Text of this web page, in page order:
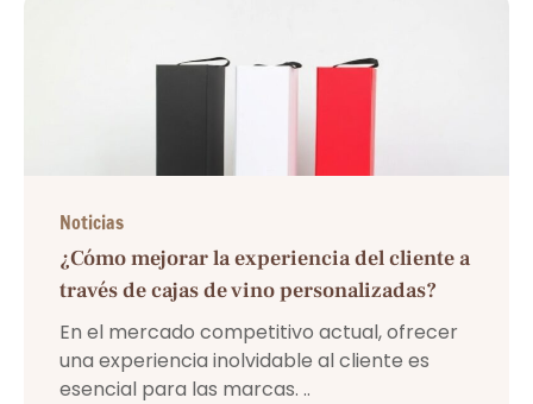
Noticias
¿Cómo mejorar la experiencia del cliente a
través de cajas de vino personalizadas?
En el mercado competitivo actual, ofrecer
una experiencia inolvidable al cliente es
esencial para las marcas. ..